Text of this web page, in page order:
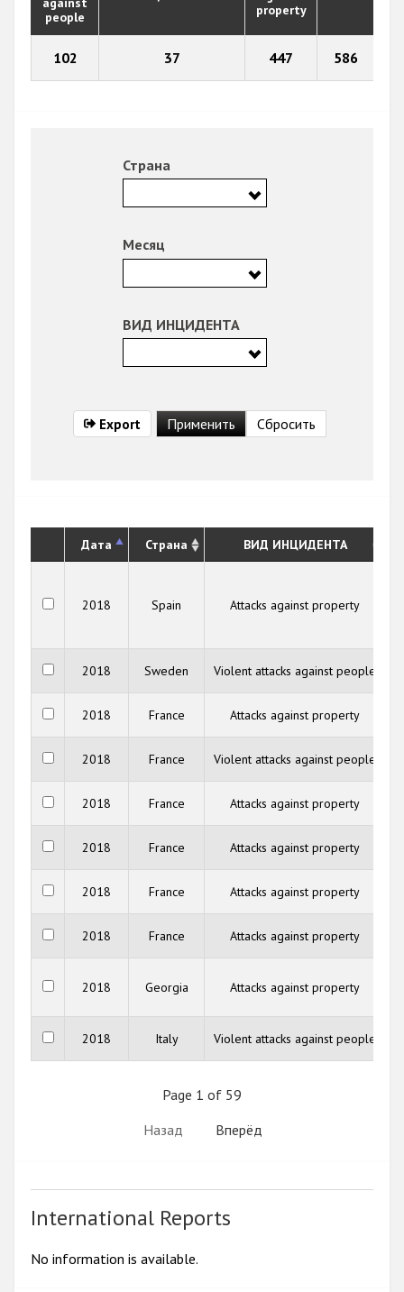
people
property
102 37 447 586
Страна
Месяц
ВИД ИНЦИДЕНТА
Export
Дата Страна ВИД ИНЦИДЕНТА
2018 Spain Attacks against property
2018 Sweden Violent attacks against people
2018 France Attacks against property
2018 France Violent attacks against people
2018 France Attacks against property
2018 France Attacks against property
2018 France Attacks against property
2018 France Attacks against property
2018 Georgia Attacks against property
2018 Italy Violent attacks against people
Page 1 of 59
Назад
Вперёд
International Reports
No information is available.